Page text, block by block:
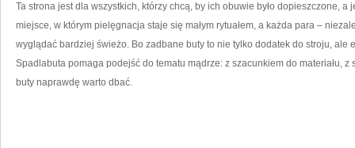
Ta strona jest dla wszystkich, którzy chcą, by ich obuwie było dopieszczone,
miejsce, w którym pielęgnacja staje się małym rytuałem, a każda para –
wyglądać bardziej świeżo. Bo zadbane buty to nie tylko dodatek do stroju, ale
Spadlabuta pomaga podejść do tematu mądrze: z szacunkiem do materiału,
buty naprawdę warto dbać.